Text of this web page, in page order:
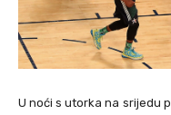
U noći s utorka na srijedu